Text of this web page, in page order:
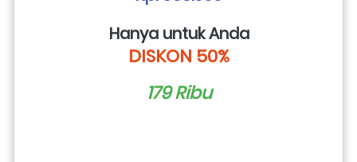
Hanya untuk Anda
DISKON 50%
179 Ribu